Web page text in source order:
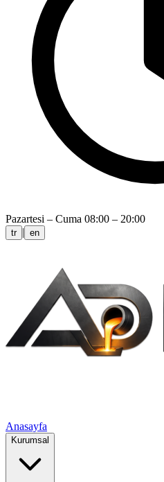
Pazartesi – Cuma 08:00 – 20:00
tr | en
Anasayfa
Kurumsal